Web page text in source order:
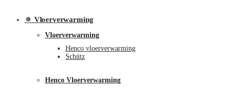
🔅 Vloerverwarming
Vloerverwarming
Henco vloerverwarming
Schütz
Henco Vloerverwarming